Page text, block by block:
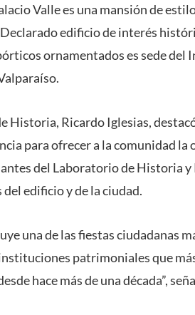
Valle es una mansión de
edificio de interés
ornamentados es sede
Historia, Ricardo Iglesias,
para ofrecer a la comunidad
del Laboratorio de Historia
edificio y de la ciudad.
una de las fiestas ciudadanas
patrimoniales que
hace más de una década”,